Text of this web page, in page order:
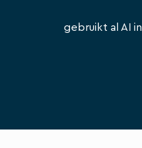
gebruikt al AI